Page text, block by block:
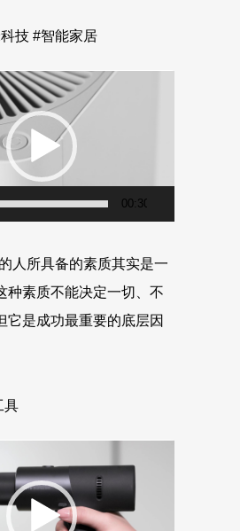
技 #智能家居
视
频
放
器
00:30
人所具备的素质其实是一
种素质不能决定一切、不
它是成功最重要的底层因
具
频
播
放